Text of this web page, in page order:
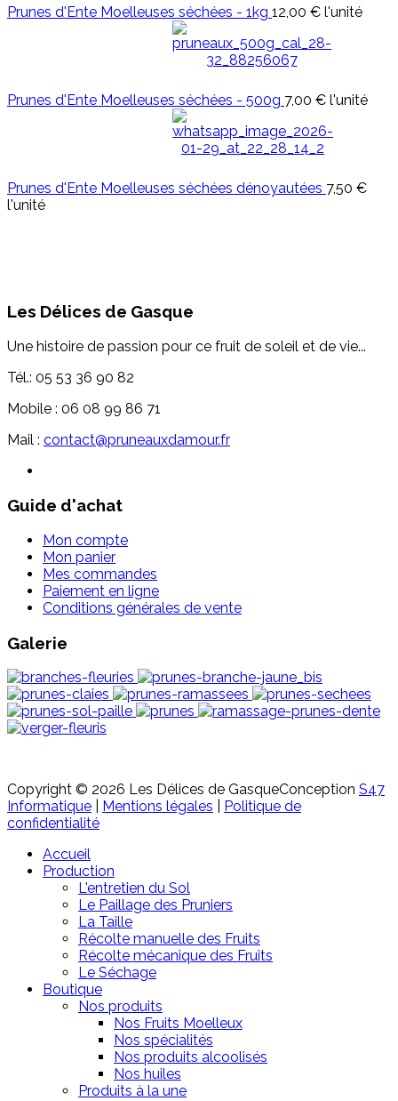
Prunes d'Ente Moelleuses séchées - 1kg 12,00 € l'unité
Prunes d'Ente Moelleuses séchées - 500g 7,00 € l'unité
Prunes d'Ente Moelleuses séchées dénoyautées 7,50 €
l'unité
Les Délices de Gasque
Une histoire de passion pour ce fruit de soleil et de vie...
Tél.: 05 53 36 90 82
Mobile : 06 08 99 86 71
Mail : contact@pruneauxdamour.fr
Guide d'achat
Mon compte
Mon panier
Mes commandes
Paiement en ligne
Conditions générales de vente
Galerie
Copyright © 2026 Les Délices de GasqueConception S47
Informatique
Mentions légales
Politique de
confidentialité
Accueil
Production
L'entretien du Sol
Le Paillage des Pruniers
La Taille
Récolte manuelle des Fruits
Récolte mécanique des Fruits
Le Séchage
Boutique
Nos produits
Nos Fruits Moelleux
Nos spécialités
Nos produits alcoolisés
Nos huiles
Produits à la une